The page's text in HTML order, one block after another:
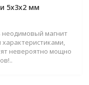
5x3x2 мм
неодимовый магнит
невероятно мощно